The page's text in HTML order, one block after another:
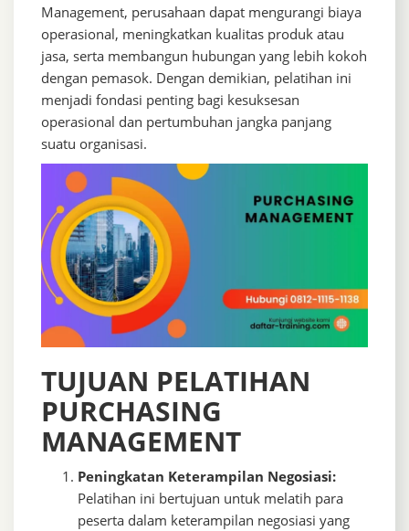
Management, perusahaan dapat mengurangi biaya
operasional, meningkatkan kualitas produk atau
jasa, serta membangun hubungan yang lebih kokoh
dengan pemasok. Dengan demikian, pelatihan ini
menjadi fondasi penting bagi kesuksesan
operasional dan pertumbuhan jangka panjang
suatu organisasi.
TUJUAN PELATIHAN
PURCHASING
MANAGEMENT
Peningkatan Keterampilan Negosiasi:
Pelatihan ini bertujuan untuk melatih para
peserta dalam keterampilan negosiasi yang